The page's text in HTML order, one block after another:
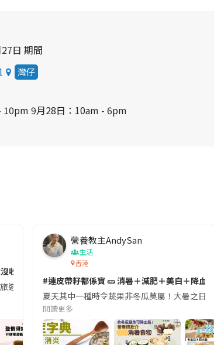
日 期間
灣仔
9月28日：10am - 6pm
收😱出發前切記檢查「1標示」🚨
旅遊的民眾，近期要特別留意隨身行李中的行動電源
營養教主AndySan
生活
香港
#連皮帶籽都係寶 🥒 消暑＋減肥＋美白＋降血脂
夏天其中一種時令蔬果非冬瓜莫屬！大暑之日
閱讀更多